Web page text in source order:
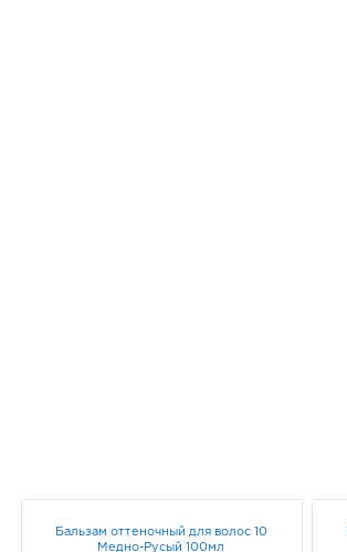
Бальзам оттеночный для волос 10
Медно-Русый 100мл